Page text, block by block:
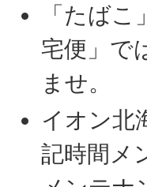
「たば
宅便」で
ませ。
イオン北
記時間メ